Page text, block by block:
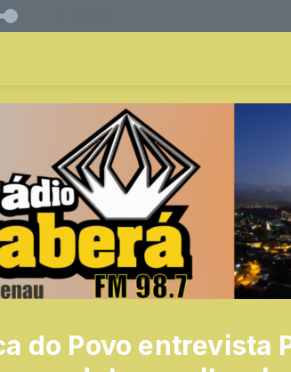
do Povo entrevista